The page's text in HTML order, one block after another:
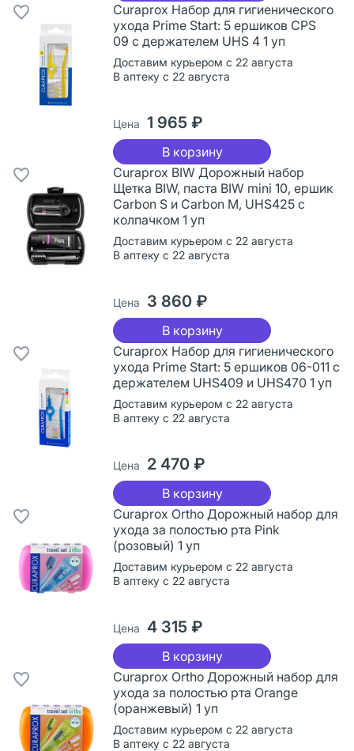
Curaprox Набор для гигиенического
ухода Prime Start: 5 ершиков CPS
09 с держателем UHS 4 1 уп
Доставим курьером с 22 августа
В аптеку с 22 августа
Цена 1 965 ₽
В корзину
Curaprox BIW Дорожный набор
Щетка BIW, паста BIW mini 10, ершик
Carbon S и Carbon M, UHS425 с
колпачком 1 уп
Доставим курьером с 22 августа
В аптеку с 22 августа
Цена 3 860 ₽
В корзину
Curaprox Набор для гигиенического
ухода Prime Start: 5 ершиков 06-011 с
держателем UHS409 и UHS470 1 уп
Доставим курьером с 22 августа
В аптеку с 22 августа
Цена 2 470 ₽
В корзину
Curaprox Ortho Дорожный набор для
ухода за полостью рта Pink
(розовый) 1 уп
Доставим курьером с 22 августа
В аптеку с 22 августа
Цена 4 315 ₽
В корзину
Curaprox Ortho Дорожный набор для
ухода за полостью рта Orange
(оранжевый) 1 уп
Доставим курьером с 22 августа
В аптеку с 22 августа